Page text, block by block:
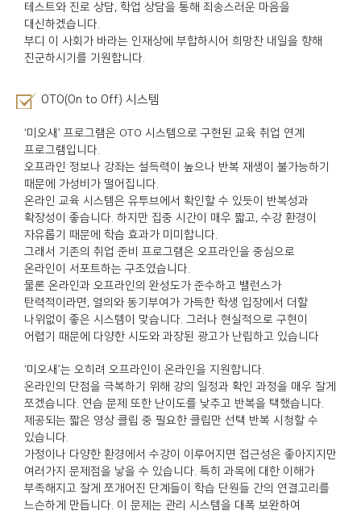
테스트와 진로 상담, 학업 상담을 통해 죄송스러운 마음을
대신하겠습니다.
부디 이 사회가 바라는 인재상에 부합하시어 희망찬 내일을 향해
진군하시기를 기원합니다.
OTO(On to Off) 시스템
‘미오새’ 프로그램은 OTO 시스템으로 구현된 교육 취업 연계
프로그램입니다.
오프라인 정보나 강좌는 설득력이 높으나 반복 재생이 불가능하기
때문에 가성비가 떨어집니다.
온라인 교육 시스템은 유투브에서 확인할 수 있듯이 반복성과
확장성이 좋습니다. 하지만 집중 시간이 매우 짧고, 수강 환경이
자유롭기 때문에 학습 효과가 미미합니다.
그래서 기존의 취업 준비 프로그램은 오프라인을 중심으로
온라인이 서포트하는 구조였습니다.
물론 온라인과 오프라인의 완성도가 준수하고 밸런스가
탄력적이라면, 열의와 동기부여가 가득한 학생 입장에서 더할
나위없이 좋은 시스템이 맞습니다. 그러나 현실적으로 구현이
어렵기 때문에 다양한 시도와 과장된 광고가 난립하고 있습니다
‘미오새’는 오히려 오프라인이 온라인을 지원합니다.
온라인의 단점을 극복하기 위해 강의 일정과 확인 과정을 매우 잘게
쪼겠습니다. 연습 문제 또한 난이도를 낮추고 반복을 택했습니다.
제공되는 짧은 영상 클립 중 필요한 클립만 선택 반복 시청할 수
있습니다.
가정이나 다양한 환경에서 수강이 이루어지면 접근성은 좋아지지만
여러가지 문제점을 낳을 수 있습니다. 특히 과목에 대한 이해가
부족해지고 잘게 쪼개어진 단계들이 학습 단원들 간의 연결고리를
느슨하게 만듭니다. 이 문제는 관리 시스템을 대폭 보완하여